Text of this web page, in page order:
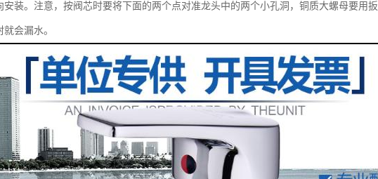
装。注意，按阀芯时要将下面的两个点对准龙头中的两个小孔洞，铜质大螺母要用
会漏水。